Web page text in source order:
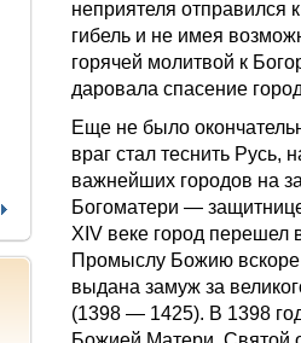
неприятеля отправился
гибель и не имея
горячей молитвой к
даровала спасение
Еще не было
враг стал теснить Русь,
важнейших городов на
Богоматери —
XIV веке город перешел
Промыслу Божию вскоре
выдана замуж за
(1398 — 1425). В 1398